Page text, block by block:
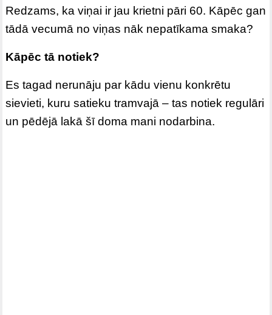
Redzams, ka viņai ir jau krietni pāri 60. Kāpēc gan
tādā vecumā no viņas nāk nepatīkama smaka?
Kāpēc tā notiek?
Es tagad nerunāju par kādu vienu konkrētu
sievieti, kuru satieku tramvajā – tas notiek regulāri
un pēdējā lakā šī doma mani nodarbina.